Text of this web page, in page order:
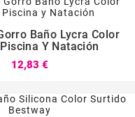
 
 
Baño Lycra Color
Y Natación
12,83 €